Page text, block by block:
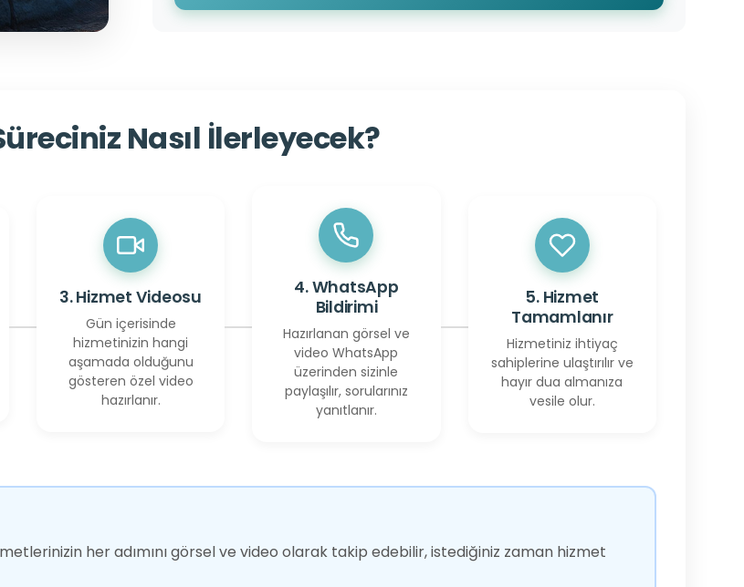
Nasıl İlerleyecek?
3. Hizmet Videosu
Gün içerisinde
hizmetinizin hangi
aşamada olduğunu
gösteren özel video
hazırlanır.
4. WhatsApp
Bildirimi
Hazırlanan görsel ve
video WhatsApp
üzerinden sizinle
paylaşılır, sorularınız
yanıtlanır.
5. Hizmet
Tamamlanır
Hizmetiniz ihtiyaç
sahiplerine ulaştırılır ve
hayır dua almanıza
vesile olur.
her adımını görsel ve video olarak takip edebilir, istediğiniz zaman hizmet